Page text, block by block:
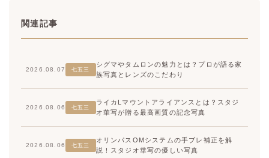
関連記事
2026.08.07 七五三
シグマやタムロンの魅力とは？プロが語る家
族写真とレンズのこだわり
2026.08.06 七五三
ライカLマウントアライアンスとは？スタジ
オ華写が贈る最高画質の記念写真
2026.08.06 七五三
オリンパスOMシステムの手ブレ補正を解
説！スタジオ華写の優しい写真